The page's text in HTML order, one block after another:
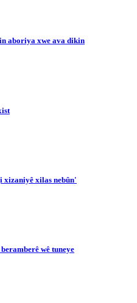
aboriya xwe ava dikin
xizaniyê xilas nebûn'
wê tuneye